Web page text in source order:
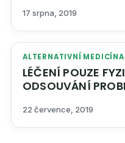
17 srpna, 2019
ALTERNATIVNÍ MEDICÍNA
LÉČENÍ POUZE FYZICKÉHO TĚLA JE JEN
ODSOUVÁNÍ PROBLÉMU DO
22 července, 2019